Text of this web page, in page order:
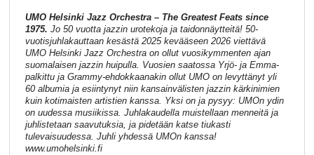
UMO Helsinki Jazz Orchestra – The Greatest Feats since
1975. Jo 50 vuotta jazzin urotekoja ja taidonnäytteitä! 50-
vuotisjuhlakauttaan kesästä 2025 kevääseen 2026 viettävä
UMO Helsinki Jazz Orchestra on ollut vuosikymmenten ajan
suomalaisen jazzin huipulla. Vuosien saatossa Yrjö- ja Emma-
palkittu ja Grammy-ehdokkaanakin ollut UMO on levyttänyt yli
60 albumia ja esiintynyt niin kansainvälisten jazzin kärkinimien
kuin kotimaisten artistien kanssa. Yksi on ja pysyy: UMOn ydin
on uudessa musiikissa. Juhlakaudella muistellaan menneitä ja
juhlistetaan saavutuksia, ja pidetään katse tiukasti
tulevaisuudessa. Juhli yhdessä UMOn kanssa!
www.umohelsinki.fi